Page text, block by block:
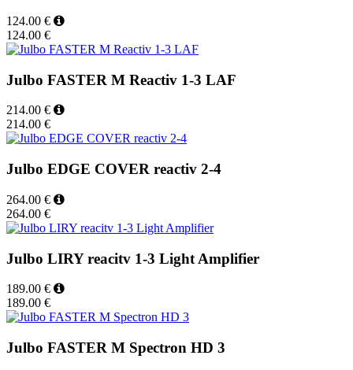
124.00 €
124.00 €
Julbo FASTER M Reactiv 1-3 LAF
214.00 €
214.00 €
Julbo EDGE COVER reactiv 2-4
264.00 €
264.00 €
Julbo LIRY reacitv 1-3 Light Amplifier
189.00 €
189.00 €
Julbo FASTER M Spectron HD 3